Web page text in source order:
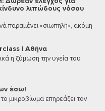
λιπώδους νόσου
παραμένει «σιωπηλή», ακόμη
| Αθήνα
η ζύμωση την υγεία του
έσω!
μικροβίωμα επηρεάζει τον